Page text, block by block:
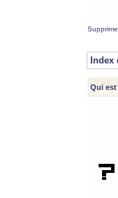
Index
Qui